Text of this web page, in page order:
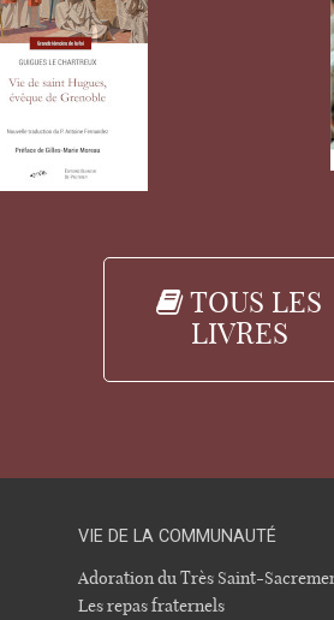
TOUS LES
LIVRES
VIE DE LA COMMUNAUTÉ
Adoration du Très Saint-
Les repas fraternels